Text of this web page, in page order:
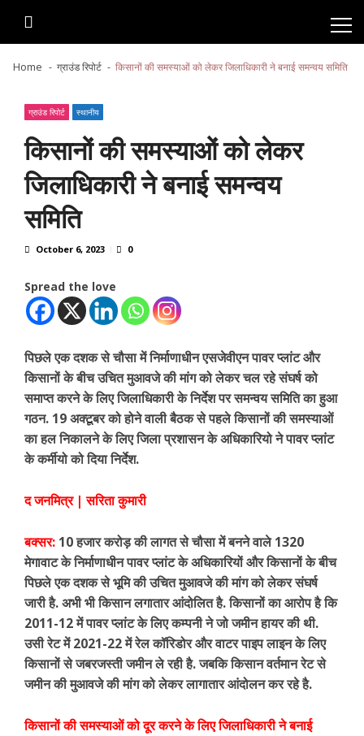
Home ग्राउंड रिपोर्ट किसानों की समस्याओं को लेकर जिलाधिकारी ने बनाई समन्वय समिति
ग्राउंड रिपोर्ट स्थानीय
किसानों की समस्याओं को लेकर
जिलाधिकारी ने बनाई समन्वय
समिति
October 6, 2023 0
Spread the love
पिछले एक दशक से चौसा में निर्माणाधीन एसजेवीएन पावर प्लांट और
किसानों के बीच उचित मुआवजे की मांग को लेकर चल रहे संघर्ष को
समाप्त करने के लिए जिलाधिकारी के निर्देश पर समन्वय समिति का हुआ
गठन. 19 अक्टूबर को होने वाली बैठक से पहले किसानों की समस्याओं
का हल निकालने के लिए जिला प्रशासन के अधिकारियो ने पावर प्लांट
के कर्मीयो को दिया निर्देश.
द जनमित्र | सरिता कुमारी
बक्सर: 10 हजार करोड़ की लागत से चौसा में बनने वाले 1320
मेगावाट के निर्माणाधीन पावर प्लांट के अधिकारियों और किसानों के बीच
पिछले एक दशक से भूमि की उचित मुआवजे की मांग को लेकर संघर्ष
जारी है. अभी भी किसान लगातार आंदोलित है. किसानों का आरोप है कि
2011-12 में पावर प्लांट के लिए कम्पनी ने जो जमीन हायर की थी.
उसी रेट में 2021-22 में रेल कॉरिडोर और वाटर पाइप लाइन के लिए
किसानों से जबरजस्ती जमीन ले रही है. जबकि किसान वर्तमान रेट से
जमीन की मुआवजे की मांग को लेकर लागातार आंदोलन कर रहे है.
किसानों की समस्याओं को दूर करने के लिए जिलाधिकारी ने बनाई